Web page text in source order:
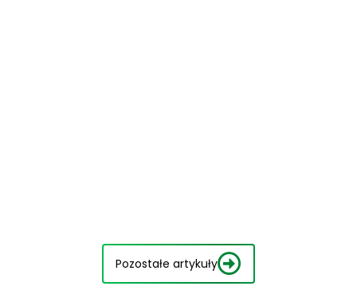
Pozostałe artykuły